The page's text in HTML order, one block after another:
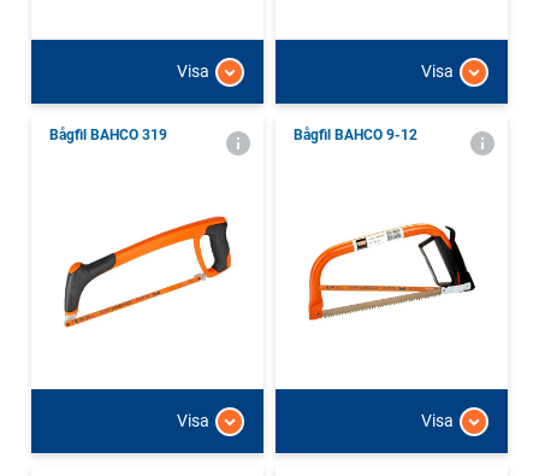
Visa Visa
Bågfil BAHCO 319
Visa
Bågfil BAHCO 9-12
Visa